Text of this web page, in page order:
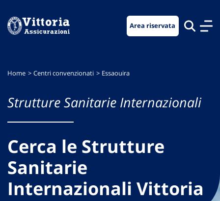
menu
contenuto
footer
Area riservata
Home Centri convenzionati Essaouira
Strutture Sanitarie Internazionali
Cerca le Strutture
Sanitarie
Internazionali Vittoria